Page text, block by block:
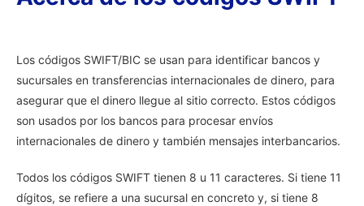
Los códigos SWIFT/BIC se usan para identificar bancos y
sucursales en transferencias internacionales de dinero, para
asegurar que el dinero llegue al sitio correcto. Estos códigos
son usados por los bancos para procesar envíos
internacionales de dinero y también mensajes interbancarios.
Todos los códigos SWIFT tienen 8 u 11 caracteres. Si tiene 11
dígitos, se refiere a una sucursal en concreto y, si tiene 8